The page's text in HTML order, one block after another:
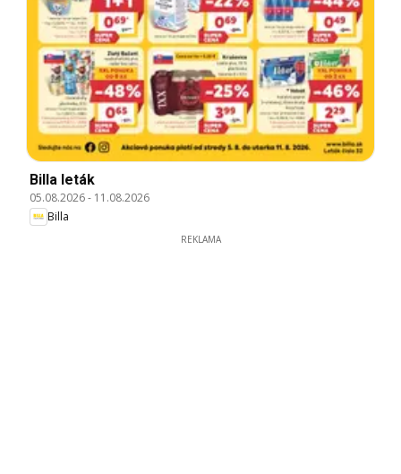
Billa leták
05.08.2026- 11.08.2026
Billa
REKLAMA